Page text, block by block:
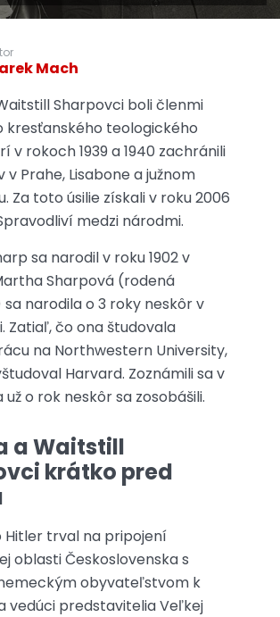
Mach
Sharpovci boli členmi
kresťanského teologického
v rokoch 1939 a 1940 zachránili
v Prahe, Lisabone a južnom
Za toto úsilie získali v roku 2006
medzi národmi.
sa narodil v roku 1902 v
Sharpová (rodená
narodila o 3 roky neskôr v
Zatiaľ, čo ona študovala
na Northwestern University,
Harvard. Zoznámili sa v
už o rok neskôr sa zosobášili.
a Waitstill
krátko pred
Hitler trval na pripojení
oblasti Československa s
obyvateľstvom k
vedúci predstavitelia Veľkej